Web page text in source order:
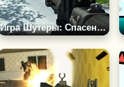
Игра Шутеры: Спасение Шести